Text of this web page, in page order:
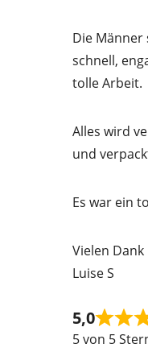
d
5
o
t
o
5
Die
schnell,
tolle Arbeit.
Alles wird
und
Es war ein
Vielen Dank
Luise S
5,0
5 von 5